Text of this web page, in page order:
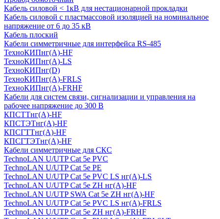
Кабель силовой < 1кВ для нестационарной прокладки
Кабель силовой с пластмассовой изоляцией на номинальное
напряжение от 6 до 35 кВ
Кабель плоский
Кабели симметричные для интерфейса RS-485
ТеxноКИПнг(A)-HF
ТеxноКИПнг(A)-LS
ТеxноКИПнг(D)
ТехноКИПнг(A)-FRLS
ТехноКИПнг(A)-FRHF
Кабели для систем связи, сигнализации и управления на
рабочее напряжение до 300 В
КПСТТнг(A)-HF
КПСТЭТнг(A)-HF
КПСГТТнг(A)-HF
КПСГТЭТнг(A)-HF
Кабели симметричные для СКС
TechnoLAN U/UTP Cat 5e PVC
TechnoLAN U/UTP Cat 5e PE
TechnoLAN U/UTP Cat 5e PVC LS нг(A)-LS
TechnoLAN U/UTP Cat 5e ZH нг(A)-HF
TechnoLAN U/UTP SWA Cat 5e ZH нг(A)-HF
TechnoLAN U/UTP Cat 5e PVC LS нг(A)-FRLS
TechnoLAN U/UTP Cat 5e ZH нг(A)-FRHF